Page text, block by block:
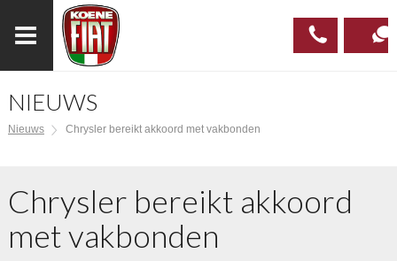
NIEUWS
Nieuws Chrysler bereikt akkoord met vakbonden
Chrysler bereikt akkoord
met vakbonden